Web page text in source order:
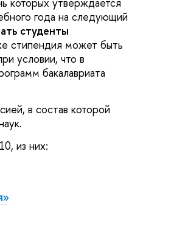
года на следующий
студенты
стипендия может быть
условии, что в
бакалавриата
в состав которой
из них: